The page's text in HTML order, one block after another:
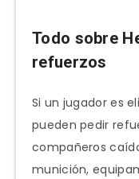
Todo sobre
refuerzos
Si un jugador es
pueden pedir
compañeros
munición,